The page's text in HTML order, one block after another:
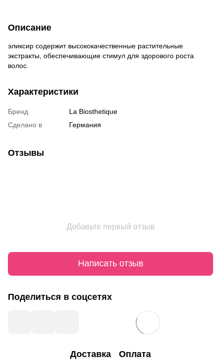
Описание
эликсир содержит высококачественные растительные
экстракты, обеспечивающие стимул для здорового роста
волос.
Характеристики
Бренд
La Biosthetique
Сделано в
Германия
Отзывы
Добавьте первый отзыв
Написать отзыв
Поделиться в соцсетях
Доставка Оплата